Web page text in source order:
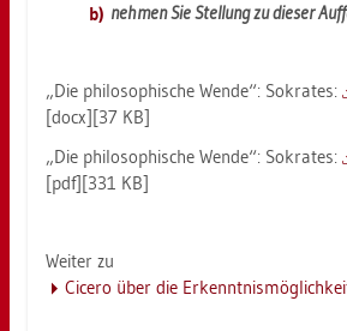
neh­men Sie Stel­lung zu die­ser
„Die phi­lo­so­phi­sche Wende“: So­kra­tes:
[docx][37 KB]
„Die phi­lo­so­phi­sche Wende“: So­kra­tes:
[pdf][331 KB]
Wei­ter zu
Ci­ce­ro über die